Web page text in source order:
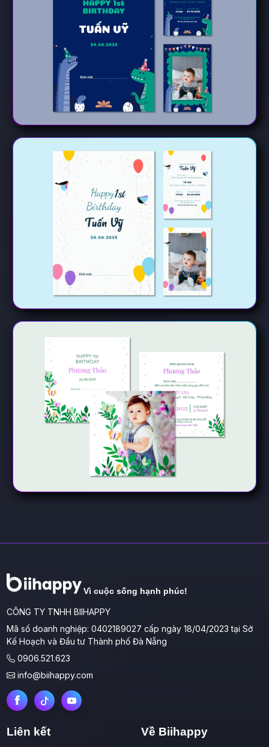
Vì cuộc sống hạnh phúc!
CÔNG TY TNHH BIIHAPPY
Mã số doanh nghiệp: 0402189027 cấp ngày 18/04/2023 tại Sở
Kế Hoạch và Đầu tư Thành phố Đà Nẵng
0906.521.623
info@biihappy.com
Liên kết Về Biihappy